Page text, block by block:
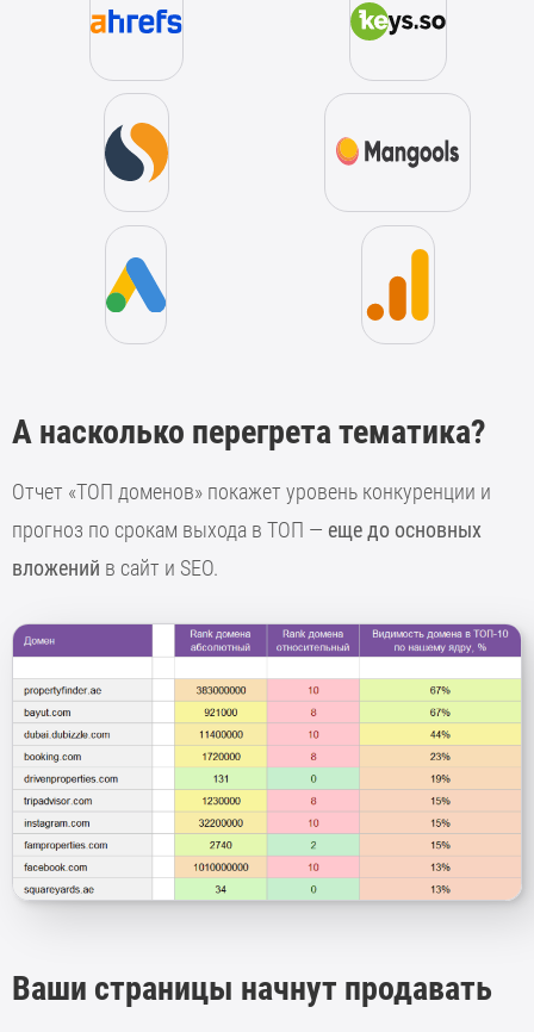
А насколько перегрета тематика?
Отчет «ТОП доменов» покажет уровень конкуренции и
прогноз по срокам выхода в ТОП — еще до основных
вложений в сайт и SEO.
Ваши страницы начнут продавать